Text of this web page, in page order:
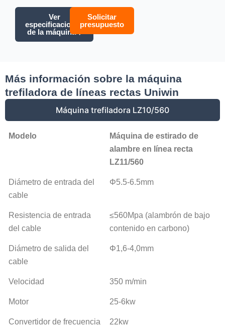
Ver
especificaciones
de la máquina ↓
Solicitar
presupuesto
Más información sobre la máquina
trefiladora de líneas rectas Uniwin
Máquina trefiladora LZ10/560
Modelo
Máquina de estirado de
alambre en línea recta
LZ11/560
Diámetro de entrada del
cable
Φ5.5-6.5mm
Resistencia de entrada
del cable
≤560Mpa (alambrón de bajo
contenido en carbono)
Diámetro de salida del
cable
Φ1,6-4,0mm
Velocidad 350 m/min
Motor 25-6kw
Convertidor de frecuencia 22kw